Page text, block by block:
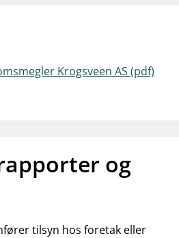
Krogsveen AS (pdf)
og
tilsyn hos foretak eller